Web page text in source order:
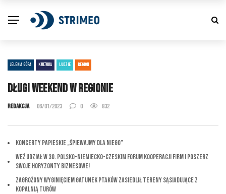
JELENIA GÓRA KULTURA LUDZIE REGION
Długi weekend w regionie
Redakcja 06/01/2023 0 832
Koncerty Papieskie „Śpiewajmy dla Niego”
Weź udział w 30. Polsko-Niemiecko-Czeskim Forum Kooperacji Firm i Poszerz
Swoje Horyzonty Biznesowe!
Zagrożony wyginięciem gatunek ptaków zasiedlił tereny sąsiadujące z
Kopalnią Turów